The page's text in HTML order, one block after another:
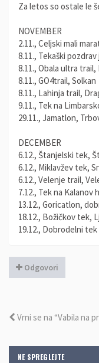
NE SPREGLEJTE
Za letos so ostale le
NOVEMBER
2.11., Celjski mali
8.11., Tekaški
8.11., Obala ultra trail,
8.11., GO4trail, Solkan
8.11., Lahinja trail,
9.11., Tek na
29.11., Jamatlon,
DECEMBER
6.12., Štanjelski tek,
6.12., Miklavžev tek,
6.12., Velenje trail,
7.12., Tek na Kalanov
13.12., Goricatlon,
18.12., Božičkov tek,
19.12., Dobrodelni
Odgovori
Vrni se na “Vabila na